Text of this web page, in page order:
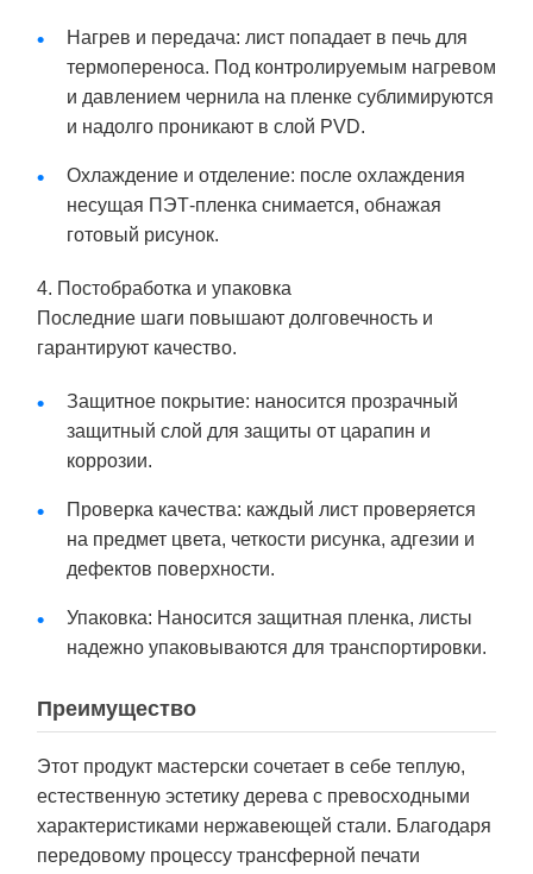
Нагрев и передача: лист попадает в печь для
термопереноса. Под контролируемым нагревом
и давлением чернила на пленке сублимируются
и надолго проникают в слой PVD.
Охлаждение и отделение: после охлаждения
несущая ПЭТ-пленка снимается, обнажая
готовый рисунок.
4. Постобработка и упаковка
Последние шаги повышают долговечность и
гарантируют качество.
Защитное покрытие: наносится прозрачный
защитный слой для защиты от царапин и
коррозии.
Проверка качества: каждый лист проверяется
на предмет цвета, четкости рисунка, адгезии и
дефектов поверхности.
Упаковка: Наносится защитная пленка, листы
надежно упаковываются для транспортировки.
Преимущество
Этот продукт мастерски сочетает в себе теплую,
естественную эстетику дерева с превосходными
характеристиками нержавеющей стали. Благодаря
передовому процессу трансферной печати